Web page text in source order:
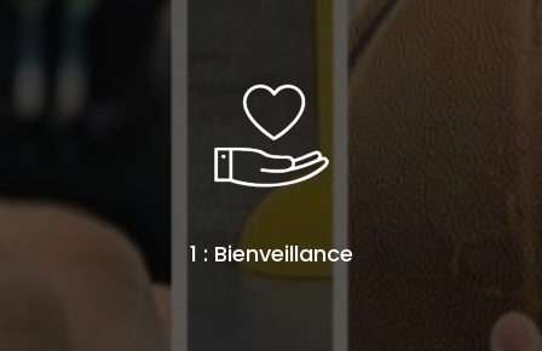
1 : Bienveillance